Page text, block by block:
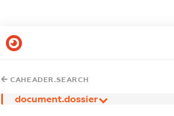
CAHEADER.SEARCH
document.dossier